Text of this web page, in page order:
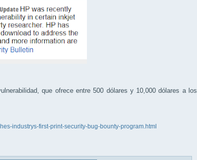
que ofrece entre 500 dólares y 10,000 dólares a los
industrys-first-print-security-bug-bounty-program.html